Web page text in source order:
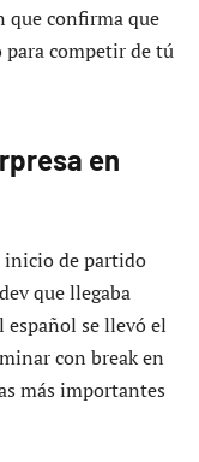
que confirma que
competir de tú
en
inicio de partido
que llegaba
se llevó el
con break en
más importantes